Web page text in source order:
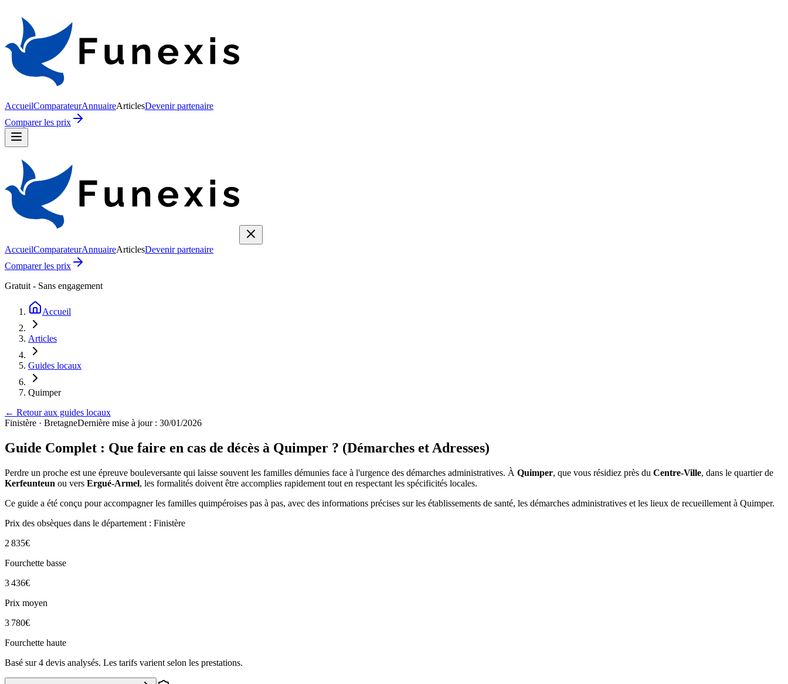
AccueilComparateurAnnuaireArticlesDevenir partenaire
Comparer les prix
AccueilComparateurAnnuaireArticlesDevenir partenaire
Comparer les prix
Gratuit - Sans engagement
Accueil
Articles
Guides locaux
Quimper
← Retour aux guides locaux
Finistère · BretagneDernière mise à jour : 30/01/2026
Guide Complet : Que faire en cas de décès à Quimper ? (Démarches et Adresses)
Perdre un proche est une épreuve bouleversante qui laisse souvent les familles démunies face à l'urgence des démarches administratives. À Quimper, que vous résidiez près du Centre-Ville, dans le quartier de
Kerfeunteun ou vers Ergué-Armel, les formalités doivent être accomplies rapidement tout en respectant les spécificités locales.
Ce guide a été conçu pour accompagner les familles quimpéroises pas à pas, avec des informations précises sur les établissements de santé, les démarches administratives et les lieux de recueillement à Quimper.
Prix des obsèques dans le département : Finistère
2 835€
Fourchette basse
3 436€
Prix moyen
3 780€
Fourchette haute
Basé sur4 devis analysés. Les tarifs varient selon les prestations.